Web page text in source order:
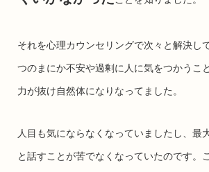
それを心理カウンセリングで次々と解決し
つのまにか不安や過剰に人に気をつかうこ
力が抜け自然体になりなってました。
人目も気にならなくなっていましたし、最
と話すことが苦でなくなっていたのです。